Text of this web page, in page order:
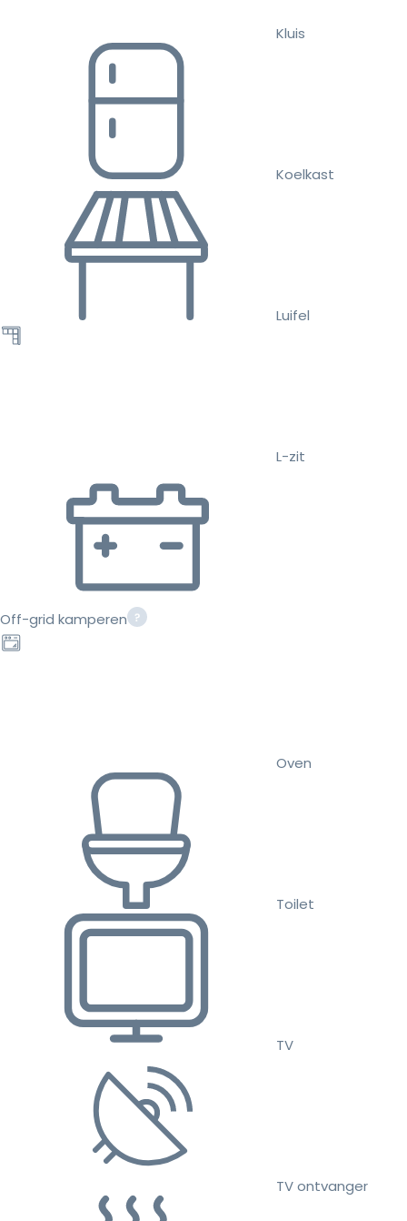
Kluis
Koelkast
Luifel
L-zit
Off-grid kamperen
Oven
Toilet
TV
TV ontvanger